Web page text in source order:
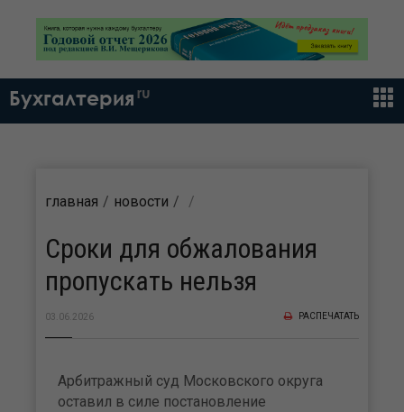
Бухгалтерия ru
главная новости
Сроки для обжалования
пропускать нельзя
03.06.2026 РАСПЕЧАТАТЬ
Арбитражный суд Московского округа
оставил в силе постановление